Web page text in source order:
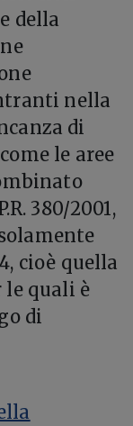
della
nella
di
le aree
380/2001,
cioè quella
le quali è
di